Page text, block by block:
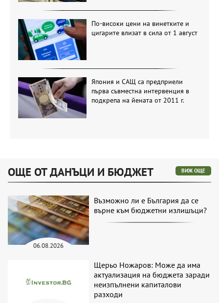
По-високи цени на винетките и
Япония и САЩ са предприели
първа съвместна интервенция в
ОЩЕ ОТ ДАНЪЦИ И БЮДЖЕТ
Възможно ли е България да се
Щерьо Ножаров: Може да има
актуализация на бюджета заради
неизпълнени капиталови